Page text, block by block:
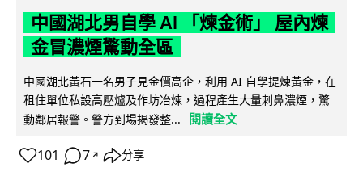
中國湖北男自學 AI 「煉金術」 屋內煉
金冒濃煙驚動全區
中國湖北黃石一名男子見金價高企，利用 AI 自學提煉黃金，在
租住單位私設高壓爐及作坊冶煉，過程產生大量刺鼻濃煙，驚
動鄰居報警。警方到場揭發整...
閱讀全文
101 7 ↗ 分享